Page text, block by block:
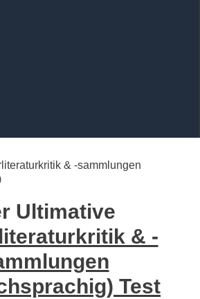
& -sammlungen
Ultimative
& -
Test